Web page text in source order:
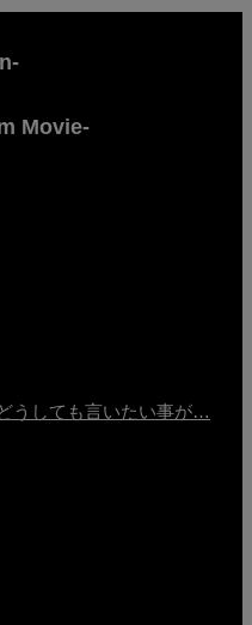
Movie-
うしても言いたい事が…